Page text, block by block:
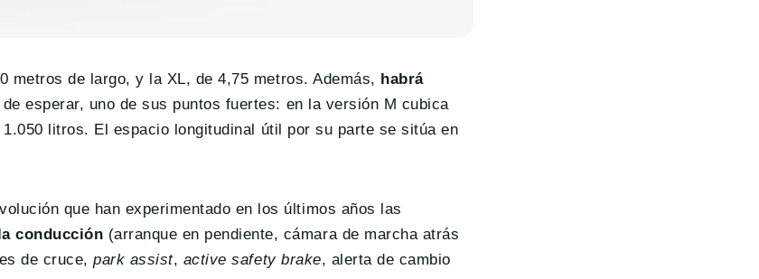
metros de largo, y la XL, de 4,75 metros. Además, habrá
esperar, uno de sus puntos fuertes: en la versión M cubica
litros. El espacio longitudinal útil por su parte se sitúa en
que han experimentado en los últimos años las
conducción (arranque en pendiente, cámara de marcha atrás
de cruce,park assist, active safety brake, alerta de cambio